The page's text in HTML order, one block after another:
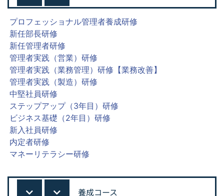
プロフェッショナル管理者養成研修
新任部長研修
新任管理者研修
管理者実践（営業）研修
管理者実践（業務管理）研修【業務改善】
管理者実践（製造）研修
中堅社員研修
ステップアップ（3年目）研修
ビジネス基礎（2年目）研修
新入社員研修
内定者研修
マネーリテラシー研修
養成コース